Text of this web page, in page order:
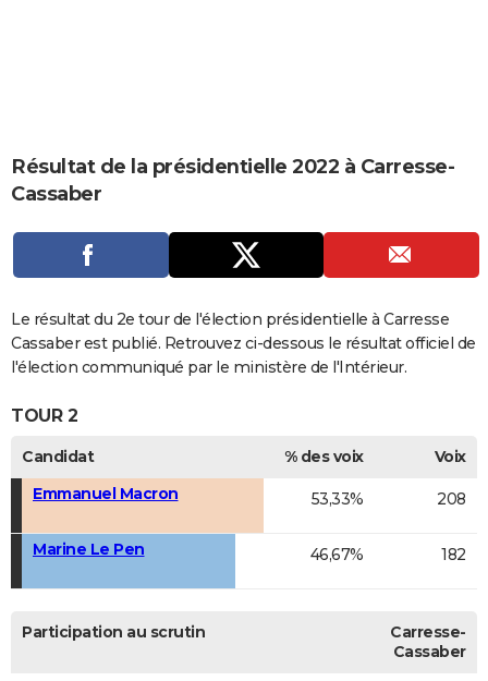
CARTE DE VOEUX
Carte de Noël
Carte Bonne année
Carte Saint-Valentin
Carte Pâques
Carte d'anniversaire
DICTIONNAIRE
Dictionnaire
Biographies
Expressions
Proverbes
PROGRAMME TV
S'inscrire
Se connecter
Lycées
Collèges
Primaires
Universités
Entreprises
Service militaire
Avis de recherche
AVIS DE DÉCÈS
Bricolage
Lifestyle
Culture
Sport
Auto
Television
Voyage
Cinema
Résultat de la présidentielle 2022 à Carresse-
Cassaber
Le résultat du 2e tour de l'élection présidentielle à Carresse
Cassaber est publié. Retrouvez ci-dessous le résultat officiel de
l'élection communiqué par le ministère de l'Intérieur.
TOUR 2
Candidat % des voix
Voix
Emmanuel Macron
53,33% 208
Marine Le Pen 46,67% 182
Participation au scrutin
Carresse-
Cassaber